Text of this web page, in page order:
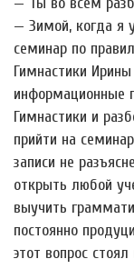
— Зимой, когда я
семинар по
Гимнастики
информационные
Гимнастики и
прийти на
записи не
открыть любой
выучить
постоянно
этот вопрос